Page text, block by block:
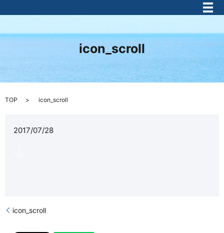
メ
icon_scroll
TOP icon_scroll
2017/07/28
icon_scroll